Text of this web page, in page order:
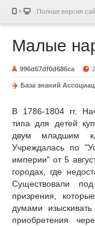
Полная версия
Малые
996d67df0d686ca
База знаний
В 1786-1804 гг.
типа для детей
двум младшим
Учреждалась по
империи" от 5
городах, где
Существовали
призрения,
думами
приобретения